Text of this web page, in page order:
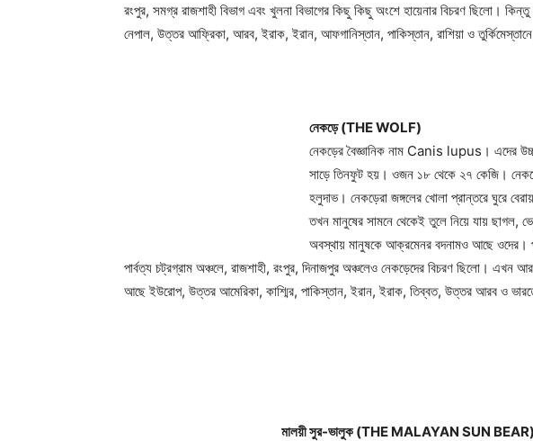
রংপুর, সমগ্র রাজশাহী বিভাগ এবং খুলনা বিভাগের কিছু কিছু অংশে হায়েনার বিচরণ ছিলো।
নেপাল, উত্তর আফ্রিকা, আরব, ইরাক, ইরান, আফগানিস্তান, পাকিস্তান, রাশিয়া ও
নেকড়ে (THE WOLF)
নেকড়ের বৈজ্ঞানিক নাম Canis lupus। এদের
সাড়ে তিনফুট হয়। ওজন ১৮ থেকে ২৭ কেজি।
হলুদাভ। নেকড়েরা জঙ্গলের খোলা প্রান্তরে ঘুরে
তখন মানুষের সামনে থেকেই তুলে নিয়ে যায় ছাগল,
অবস্থায় মানুষকে আক্রমেনর বদনামও আছে ওদের।
পার্বত্য চট্রগ্রাম অঞ্চলে, রাজশাহী, রংপুর, দিনাজপুর অঞ্চলেও নেকড়েদের বিচরণ ছিলো। এখন আর
আছে ইউরোপ, উত্তর আমেরিকা, কাশ্মির, পাকিস্তান, ইরান, ইরাক, তিব্বত, উত্তর আরব ও
মালয়ী সুর-ভালুক (THE MALAYAN SUN BEAR)